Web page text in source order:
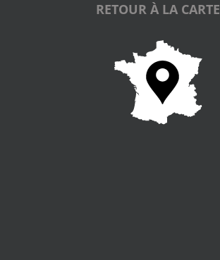
RETOUR À LA CARTE